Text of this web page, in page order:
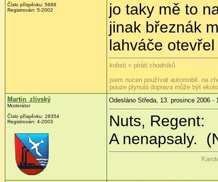
Číslo příspěvku: 5666
Registrován: 5-2002
jo taky mě to
jinak březnák
lahváče
kolisti = piráti chodníků
neosvětlený cyklista = žádný cyklista
jsem nucen používat automobil. na
pouze plynulá doprava může být
Martin_zlivský
Moderátor
Číslo příspěvku: 28354
Registrován: 4-2003
Odesláno Středa, 13. prosince 2006 -
Nuts, Regent:
A nenapsaly.